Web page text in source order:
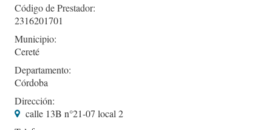
Código de Prestador:
2316201701
Municipio:
Cereté
Departamento:
Córdoba
Dirección:
calle 13B n°21-07 local 2